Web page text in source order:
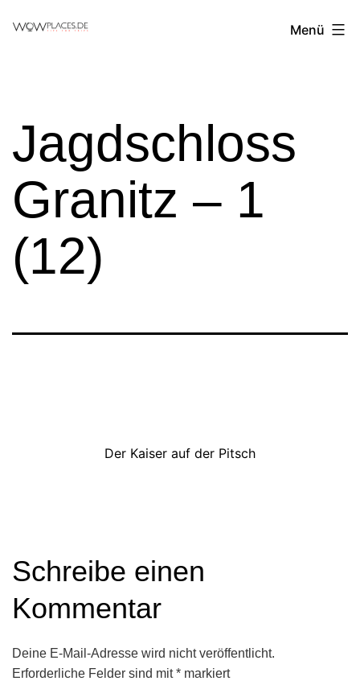
Reiseblog
Menü
Jagdschloss
Granitz – 1
(12)
Der Kaiser auf der Pitsch
Schreibe einen
Kommentar
Deine E-Mail-Adresse wird nicht veröffentlicht.
Erforderliche Felder sind mit* markiert